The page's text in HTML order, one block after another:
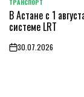
POSTED
IN
ТРАНСПОРТ
В Астане с 1
системе LRT
on30.07.2026